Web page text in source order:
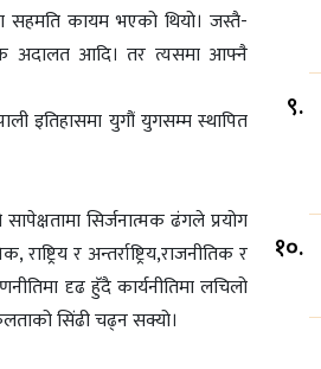
सहमति कायम भएको थियो। जस्तै-
अदालत आदि। तर त्यसमा आफ्नै
इतिहासमा युगौं युगसम्म स्थापित
सिर्जनात्मक ढंगले प्रयोग
र अन्तर्राष्ट्रिय,राजनीतिक र
दृढ हुॅदै कार्यनीतिमा लचिलो
सिंढी चढ्न सक्यो।